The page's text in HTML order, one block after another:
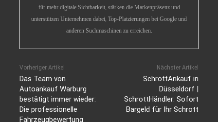
für mehr digitale Sichtbarkeit, stärken die Markenpräsenz und
unterstützen Unternehmen dabei, Top-Platzierungen bei Google und
anderen Suchmaschinen zu erreichen.
Vorheriger Artikel
Das Team von
Autoankauf Warburg
bestätigt immer wieder:
Die professionelle
Fahrzeugbewertung
Nächster Artikel
SchrottAnkauf in
Düsseldorf |
SchrottHändler: Sofort
Bargeld für Ihr Schrott